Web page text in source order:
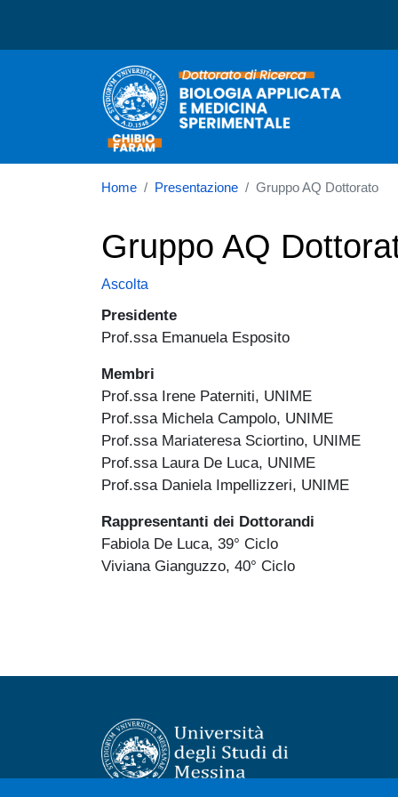
Dottorato in Biologia
Home Presentazione Gruppo AQ Dottorato
Gruppo AQ
Ascolta
Presidente
Prof.ssa Emanuela Esposito
Membri
Prof.ssa Irene Paterniti, UNIME
Prof.ssa Michela Campolo, UNIME
Prof.ssa Mariateresa Sciortino, UNIME
Prof.ssa Laura De Luca, UNIME
Prof.ssa Daniela Impellizzeri, UNIME
Rappresentanti dei Dottorandi
Fabiola De Luca, 39° Ciclo
Viviana Gianguzzo, 40° Ciclo